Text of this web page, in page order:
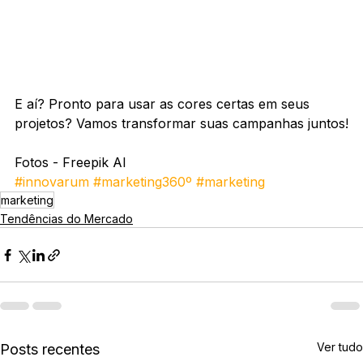
E aí? Pronto para usar as cores certas em seus
projetos? Vamos transformar suas campanhas juntos!
Fotos - Freepik AI
#innovarum #marketing360º #marketing
marketing
Tendências do Mercado
Posts recentes Ver tudo